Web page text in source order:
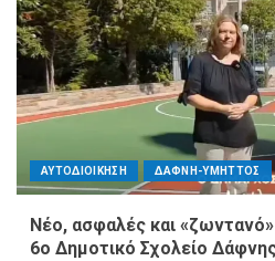
ΑΥΤΟΔΙΟΙΚΗΣΗ ΔΑΦΝΗ-ΥΜΗΤΤΟΣ
Νέο, ασφαλές και
6ο Δημοτικό Σχολείο